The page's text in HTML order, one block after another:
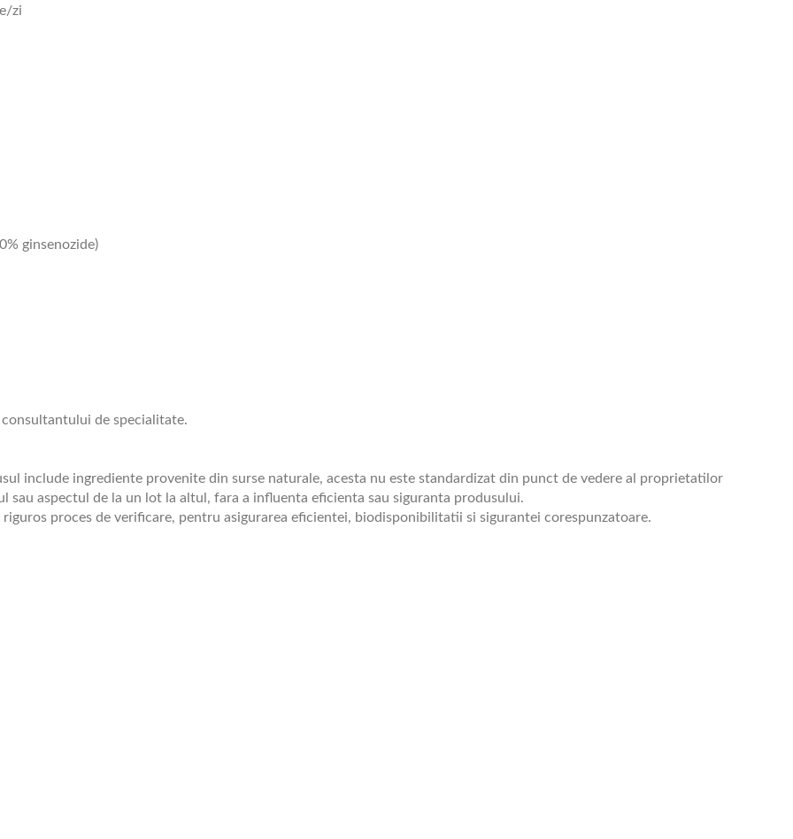
zi
ginsenozide)
de specialitate.
include ingrediente provenite din surse naturale, acesta nu este standardizat din punct de vedere al proprietatilor
aspectul de la un lot la altul, fara a influenta eficienta sau siguranta produsului.
proces de verificare, pentru asigurarea eficientei, biodisponibilitatii si sigurantei corespunzatoare.